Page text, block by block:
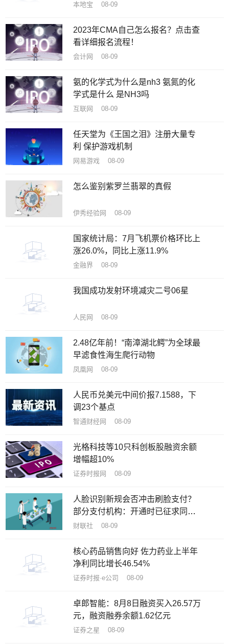
本地宝 08-09
2023年CMA自己怎么报名？点击查
看详细报名流程！
会计网 08-09
氨的化学式为什么是nh3 氨氮的化
学式是什么 是NH3吗
互联网 08-09
任天堂为《王国之泪》注册大量专
利 保护游戏机制
网易游戏 08-09
怎么鉴别紫罗兰翡翠的真假
伊秀经验网 08-09
国家统计局：7月飞机票价格环比上
涨26.0%，同比上涨11.9%
金融界 08-09
我国成功发射环境减灾二号06星
人民网 08-09
2.48亿年前！“南漳湖北鳄”为全球最
早滤食性海生爬行动物
凤凰网 08-09
人民币兑美元中间价报7.1588，下
调23个基点
智通财经网 08-09
光格科技等10只科创板股融资余额
增幅超10%
证券时报网 08-09
人脸识别新规会否冲击刷脸支付？
部分支付机构：开通时已征求同
意，自身不存储用户脸部数据
财联社 08-09
核心药品销售向好 佐力药业上半年
净利同比增长46.54%
证券时报·e公司 08-09
卓郎智能：8月8日融资买入26.57万
元，融资融券余额1.62亿元
证券之星 08-09